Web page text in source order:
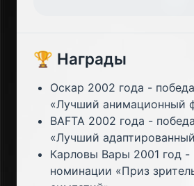
🏆 Награды
Оскар 2002 года -
«Лучший анимационный
BAFTA 2002 года -
«Лучший
Карловы Вары 2001 год -
номинации «Приз